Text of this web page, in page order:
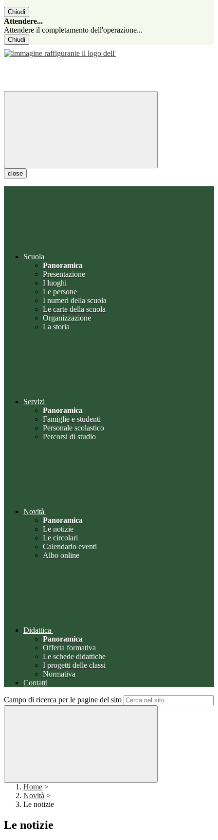
Chiudi
Attendere...
Attendere il completamento dell'operazione...
Chiudi
close
Scuola
Panoramica
Presentazione
I luoghi
Le persone
I numeri della scuola
Le carte della scuola
Organizzazione
La storia
Servizi
Panoramica
Famiglie e studenti
Personale scolastico
Percorsi di studio
Novità
Panoramica
Le notizie
Le circolari
Calendario eventi
Albo online
Didattica
Panoramica
Offerta formativa
Le schede didattiche
I progetti delle classi
Normativa
Contatti
Campo di ricerca per le pagine del sito
Home >
Novità >
Le notizie
Le notizie